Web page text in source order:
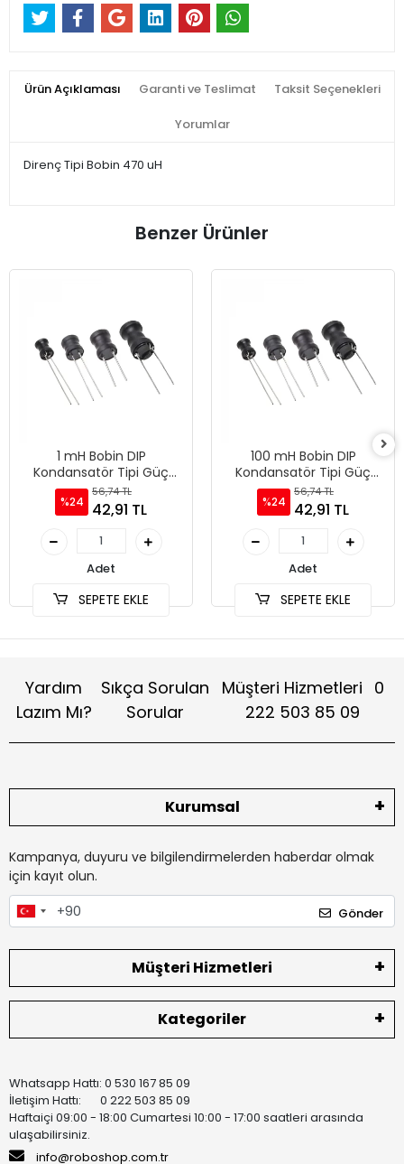
Ürün Açıklaması Garanti ve Teslimat Taksit Seçenekleri
Yorumlar
Direnç Tipi Bobin 470 uH
Benzer Ürünler
1 mH Bobin DIP
Kondansatör Tipi Güç
Bobini
%24
56,74 TL
42,91 TL
Adet
SEPETE EKLE
100 mH Bobin DIP
Kondansatör Tipi Güç
Bobini
%24
56,74 TL
42,91 TL
Adet
SEPETE EKLE
Yardım
Lazım Mı?
Sıkça Sorulan
Sorular
Müşteri Hizmetleri 0
222 503 85 09
Kurumsal
Kampanya, duyuru ve bilgilendirmelerden haberdar olmak
için kayıt olun.
Gönder
Müşteri Hizmetleri
Kategoriler
Whatsapp Hattı: 0 530 167 85 09
İletişim Hattı: 0 222 503 85 09
Haftaiçi 09:00 - 18:00 Cumartesi 10:00 - 17:00 saatleri arasında
ulaşabilirsiniz.
info@roboshop.com.tr